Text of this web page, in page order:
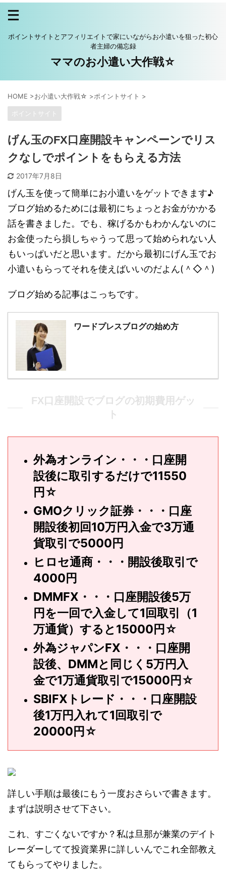
ポイントサイトとアフィリエイトで家にいながらお小遣いを狙った初心
者主婦の備忘録
ママのお小遣い大作戦☆
HOME >お小遣い大作戦☆ >ポイントサイト >
ポイントサイト
げん玉のFX口座開設キャンペーンでリス
クなしでポイントをもらえる方法
2017年7月8日
げん玉を使って簡単にお小遣いをゲットできます♪
ブログ始めるためには最初にちょっとお金がかかる
話を書きました。でも、稼げるかもわかんないのに
お金使ったら損しちゃうって思って始められない人
もいっぱいだと思います。だから最初にげん玉でお
小遣いもらってそれを使えばいいのだよん(＾◇＾)
ブログ始める記事はこっちです。
ワードプレスブログの始め方
FX口座開設でブログの初期費用ゲッ
ト
外為オンライン・・・口座開
設後に取引するだけで11550
円☆
GMOクリック証券・・・口座
開設後初回10万円入金で3万通
貨取引で5000円
ヒロセ通商・・・開設後取引で
4000円
DMMFX・・・口座開設後5万
円を一回で入金して1回取引（1
万通貨）すると15000円☆
外為ジャパンFX・・・口座開
設後、DMMと同じく5万円入
金で1万通貨取引で15000円☆
SBIFXトレード・・・口座開設
後1万円入れて1回取引で
20000円☆
詳しい手順は最後にもう一度おさらいで書きます。
まずは説明させて下さい。
これ、すごくないですか？私は旦那が兼業のデイト
レーダーしてて投資業界に詳しいんでこれ全部教え
てもらってやりました。